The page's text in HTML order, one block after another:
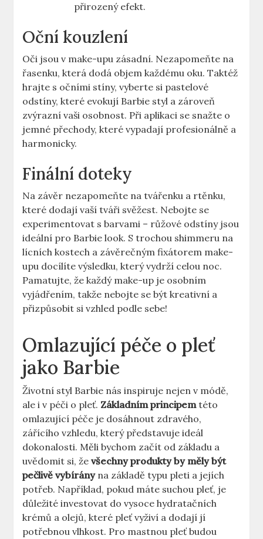
přirozený efekt.
Oční kouzlení
Oči jsou v make-upu zásadní. Nezapomeňte na
řasenku, která dodá objem každému oku. Taktéž
hrajte s očními stíny, vyberte si pastelové
odstíny, které evokují Barbie styl a zároveň
zvýrazní vaši osobnost. Při aplikaci se snažte o
jemné přechody, které vypadají profesionálně a
harmonicky.
Finální doteky
Na závěr nezapomeňte na tvářenku a rtěnku,
které dodají vaší tváři svěžest. Nebojte se
experimentovat s barvami – růžové odstíny jsou
ideální pro Barbie look. S trochou shimmeru na
lícních kostech a závěrečným fixátorem make-
upu docílíte výsledku, který vydrží celou noc.
Pamatujte, že každý make-up je osobním
vyjádřením, takže nebojte se být kreativní a
přizpůsobit si vzhled podle sebe!
Omlazující péče o pleť
jako Barbie
Životní styl Barbie nás inspiruje nejen v módě,
ale i v péči o pleť. Základním principemtéto
omlazující péče je dosáhnout zdravého,
zářícího vzhledu, který představuje ideál
dokonalosti. Měli bychom začít od základu a
uvědomit si, ževšechny produkty by měly být
pečlivě vybírányna základě typu pleti a jejích
potřeb. Například, pokud máte suchou pleť, je
důležité investovat do vysoce hydratačních
krémů a olejů, které pleť vyživí a dodají jí
potřebnou vlhkost. Pro mastnou pleť budou